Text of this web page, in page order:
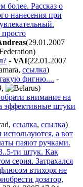
более. Рассказ о
нанесения при
(29.01.2007
)
- VAI(22.01.2007
, ссылка)
фигню.... -
,
)
внимание на
эффективные штуки
, ссылка, ссылка)
а вот
паяют ручками.
ти штук. Как
серия. Затрахался
втихоря не
дозатор,